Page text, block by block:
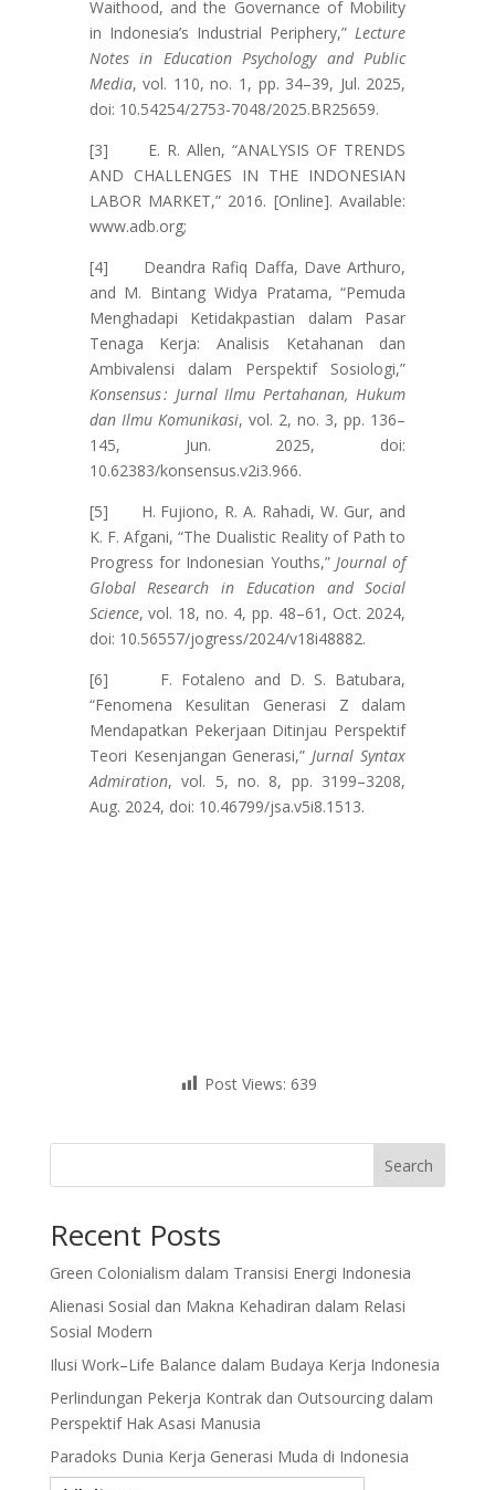
Waithood, and the Governance of Mobility
in Indonesia’s Industrial Periphery,”Lecture
Notes in Education Psychology and Public
Media, vol. 110, no. 1, pp. 34–39, Jul. 2025,
doi: 10.54254/2753-7048/2025.BR25659.
[3] E. R. Allen, “ANALYSIS OF TRENDS
AND CHALLENGES IN THE INDONESIAN
LABOR MARKET,” 2016. [Online]. Available:
www.adb.org;
[4] Deandra Rafiq Daffa, Dave Arthuro,
and M. Bintang Widya Pratama, “Pemuda
Menghadapi Ketidakpastian dalam Pasar
Tenaga Kerja: Analisis Ketahanan dan
Ambivalensi dalam Perspektif Sosiologi,”
Konsensus : Jurnal Ilmu Pertahanan, Hukum
dan Ilmu Komunikasi, vol. 2, no. 3, pp. 136–
145, Jun. 2025, doi:
10.62383/konsensus.v2i3.966.
[5] H. Fujiono, R. A. Rahadi, W. Gur, and
K. F. Afgani, “The Dualistic Reality of Path to
Progress for Indonesian Youths,”Journal of
Global Research in Education and Social
Science, vol. 18, no. 4, pp. 48–61, Oct. 2024,
doi: 10.56557/jogress/2024/v18i48882.
[6] F. Fotaleno and D. S. Batubara,
“Fenomena Kesulitan Generasi Z dalam
Mendapatkan Pekerjaan Ditinjau Perspektif
Teori Kesenjangan Generasi,”Jurnal Syntax
Admiration, vol. 5, no. 8, pp. 3199–3208,
Aug. 2024, doi: 10.46799/jsa.v5i8.1513.
Post Views: 639
Search
Recent Posts
Green Colonialism dalam Transisi Energi Indonesia
Alienasi Sosial dan Makna Kehadiran dalam Relasi
Sosial Modern
Ilusi Work–Life Balance dalam Budaya Kerja Indonesia
Perlindungan Pekerja Kontrak dan Outsourcing dalam
Perspektif Hak Asasi Manusia
Paradoks Dunia Kerja Generasi Muda di Indonesia